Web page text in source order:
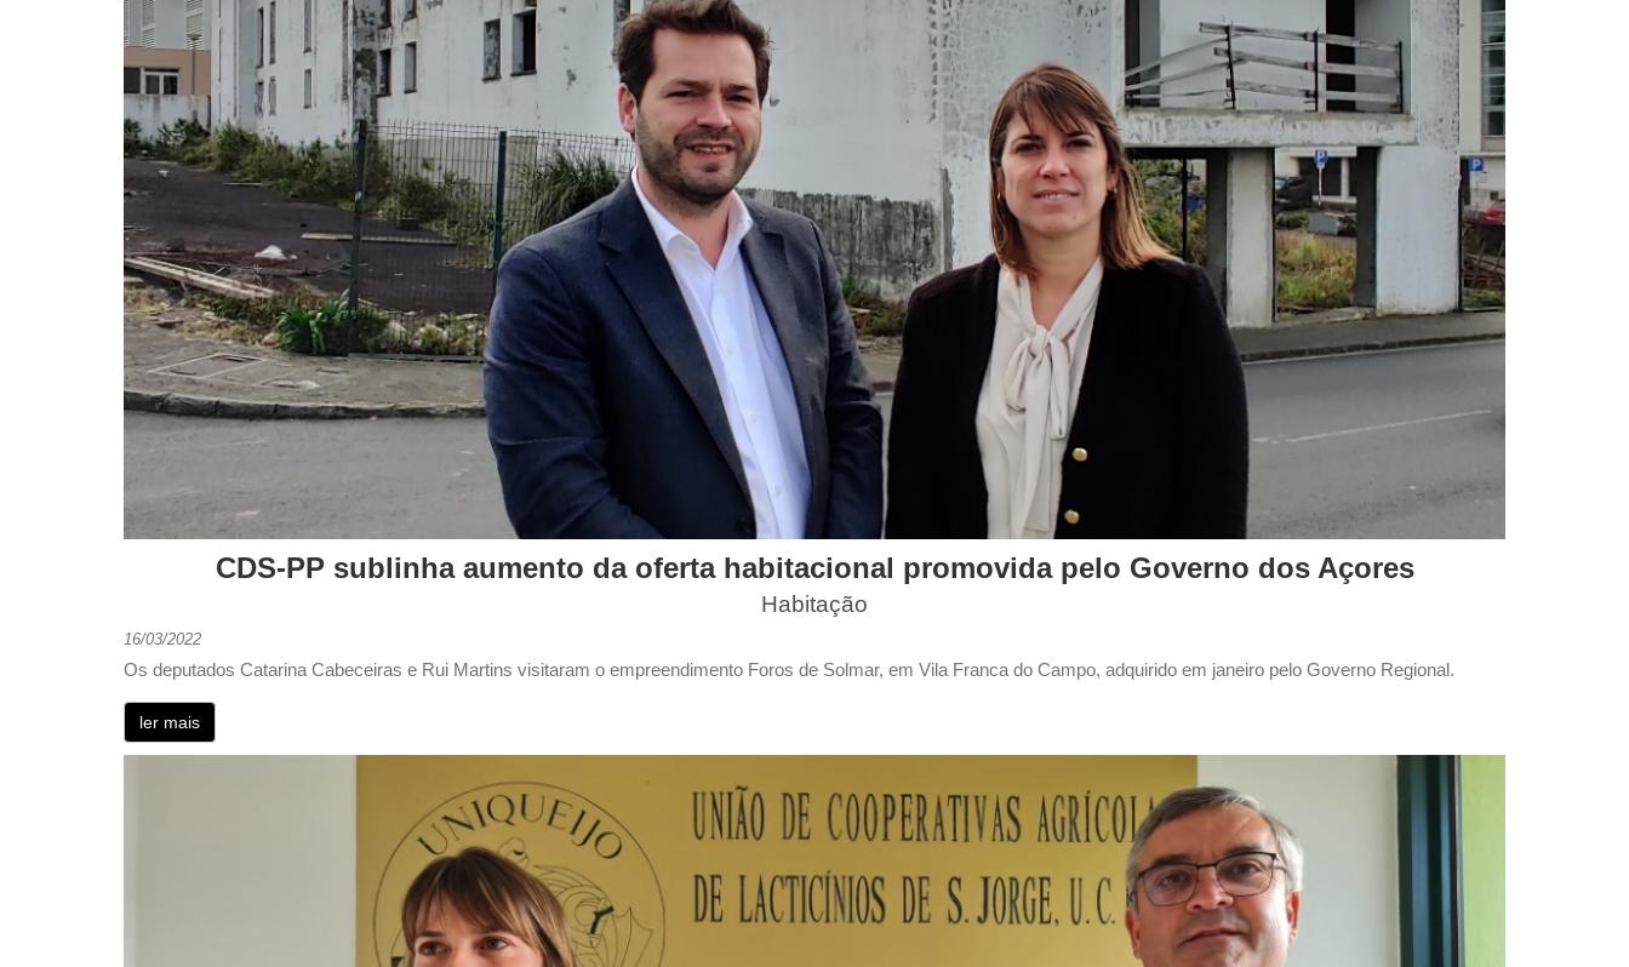
CDS-PP sublinha aumento da oferta habitacional promovida pelo Governo dos Açores
Habitação
16/03/2022
Os deputados Catarina Cabeceiras e Rui Martins visitaram o empreendimento Foros de Solmar, em Vila Franca do Campo, adquirido em janeiro pelo Governo Regional.
ler mais